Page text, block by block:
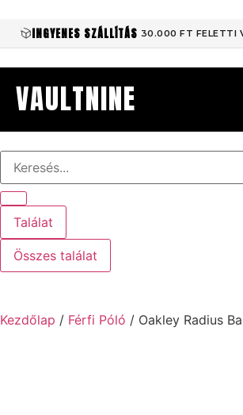
INGYENES SZÁLLÍTÁS 30.000 FT FELETTI
VAULTNINE
Találat
Összes találat
Kezdőlap / Férfi Póló / Oakley Radius